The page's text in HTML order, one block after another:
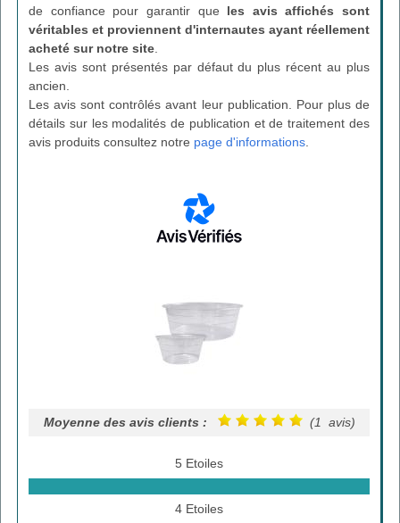
de confiance pour garantir que les avis affichés sont
véritables et proviennent d'internautes ayant réellement
acheté sur notre site
Les avis sont présentés par défaut du plus récent au plus
ancien.
Les avis sont contrôlés avant leur publication. Pour plus de
détails sur les modalités de publication et de traitement des
avis produits consultez notre page d'informations
Moyenne des avis clients : (1 avis)
5 Etoiles
4 Etoiles